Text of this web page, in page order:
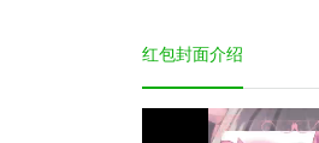
红包封面介绍